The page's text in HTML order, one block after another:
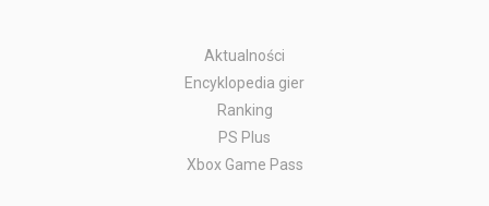
Aktualności
Encyklopedia gier
Ranking
PS Plus
Xbox Game Pass